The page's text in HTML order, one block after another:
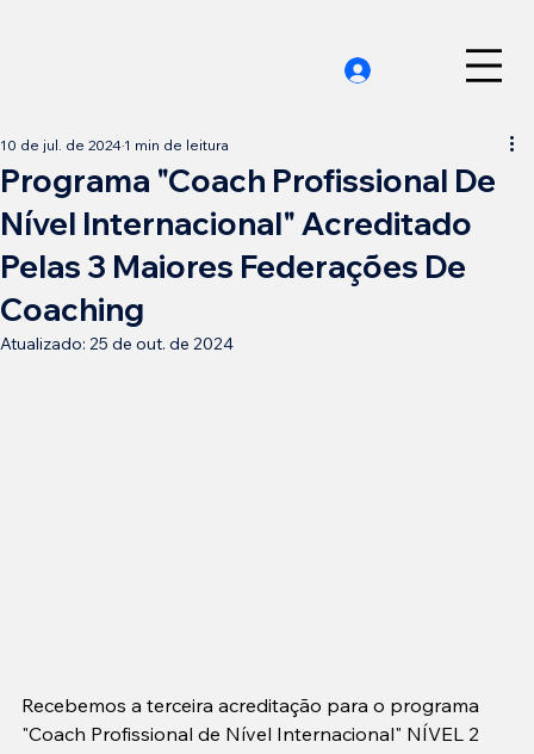
Programa "Coach Profissional De
Nível Internacional" Acreditado
Pelas 3 Maiores Federações De
Coaching
10 de jul. de 2024 1 min de leitura
Atualizado: 25 de out. de 2024
Recebemos a terceira acreditação para o programa
"Coach Profissional de Nível Internacional" NÍVEL 2